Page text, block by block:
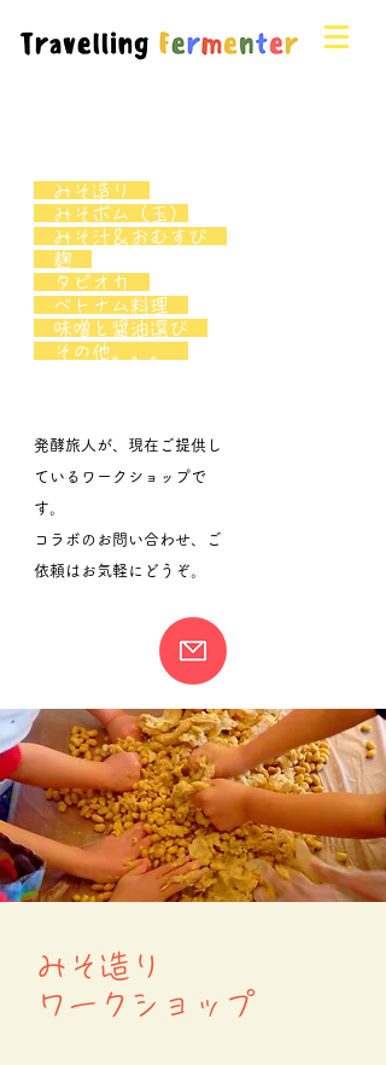
みそ造り
みそボム（玉）
みそ汁＆おむすび
麹
タピオカ
ベトナム料理
味噌と醤油選び
その他。。。
発酵旅人が、現在ご提供し
ているワークショップで
す。
​コラボのお問い合わせ、ご
依頼はお気軽にどうぞ。
みそ造り
ワークショップ